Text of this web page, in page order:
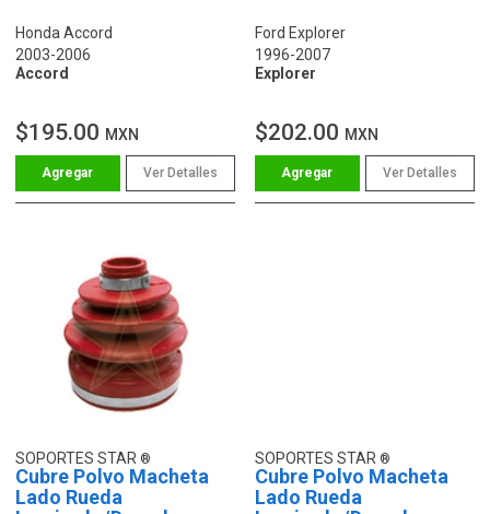
Honda Accord
2003-2006
Accord
$195.00 MXN
Ver Detalles
Ford Explorer
1996-2007
Explorer
$202.00 MXN
Ver Detalles
SOPORTES STAR
Cubre Polvo Macheta
Lado Rueda
SOPORTES STAR
Cubre Polvo Macheta
Lado Rueda